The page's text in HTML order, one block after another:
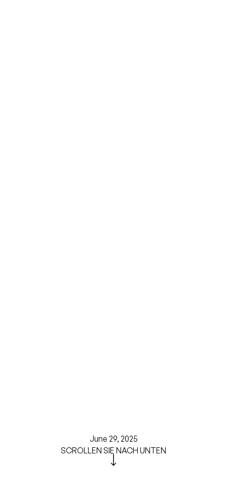
June 29, 2025
SCROLLEN SIE NACH UNTEN